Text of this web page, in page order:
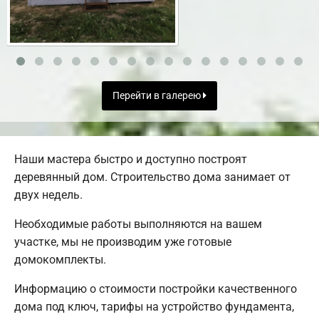
Перейти в галерею
Наши мастера быстро и доступно построят
деревянный дом. Строительство дома занимает от
двух недель.
Необходимые работы выполняются на вашем
участке, мы не производим уже готовые
домокомплекты.
Информацию о стоимости постройки качественного
дома под ключ, тарифы на устройство фундамента,